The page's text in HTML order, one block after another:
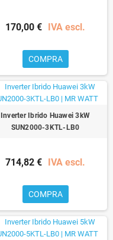
170,00 € IVA escl.
COMPRA
Inverter Ibrido Huawei 3kW
SUN2000-3KTL-LB0
714,82 € IVA escl.
COMPRA